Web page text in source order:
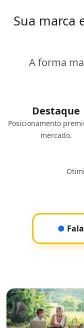
Sua marca
A forma
Destaque
Posicionamento
mercado.
●